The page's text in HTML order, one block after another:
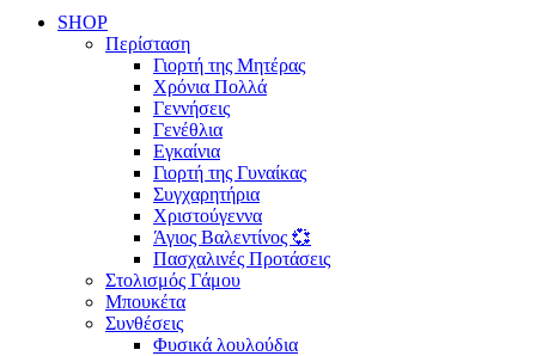
SHOP
Περίσταση
Γιορτή της Μητέρας
Χρόνια Πολλά
Γεννήσεις
Γενέθλια
Εγκαίνια
Γιορτή της Γυναίκας
Συγχαρητήρια
Χριστούγεννα
Άγιος Βαλεντίνος 💞
Πασχαλινές Προτάσεις
Στολισμός Γάμου
Μπουκέτα
Συνθέσεις
Φυσικά λουλούδια